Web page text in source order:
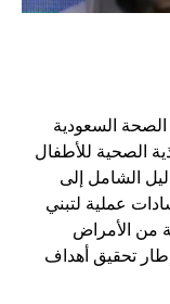
السعودية
الصحية للأطفال
الشامل إلى
عملية لتبني
من الأمراض
تحقيق أهداف